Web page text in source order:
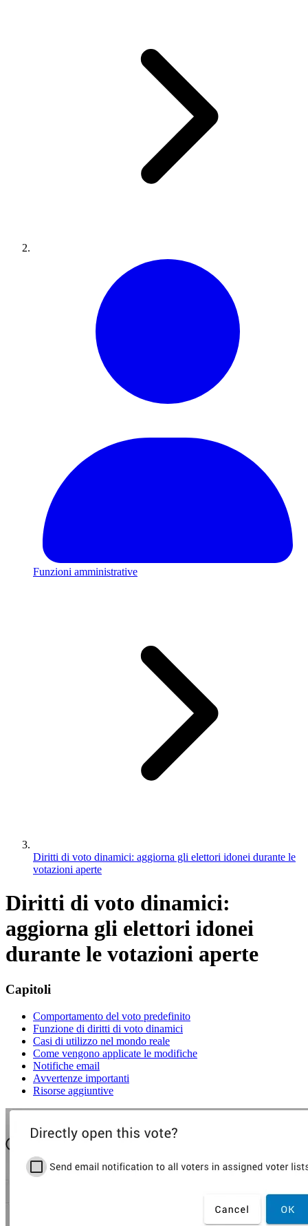
Funzioni amministrative
Diritti di voto dinamici: aggiorna gli elettori idonei durante le
votazioni aperte
Diritti di voto dinamici:
aggiorna gli elettori idonei
durante le votazioni aperte
Capitoli
Comportamento del voto predefinito
Funzione di diritti di voto dinamici
Casi di utilizzo nel mondo reale
Come vengono applicate le modifiche
Notifiche email
Avvertenze importanti
Risorse aggiuntive